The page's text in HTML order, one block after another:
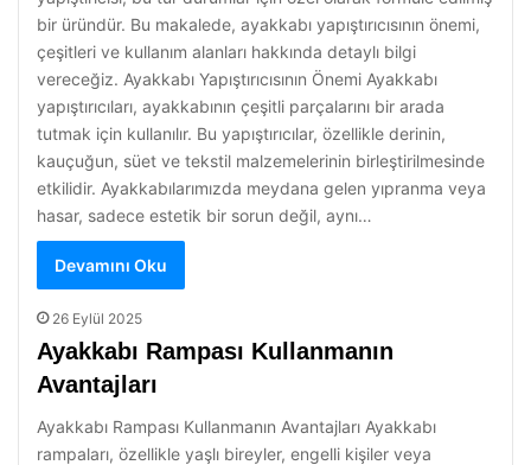
bir üründür. Bu makalede, ayakkabı yapıştırıcısının önemi,
çeşitleri ve kullanım alanları hakkında detaylı bilgi
vereceğiz. Ayakkabı Yapıştırıcısının Önemi Ayakkabı
yapıştırıcıları, ayakkabının çeşitli parçalarını bir arada
tutmak için kullanılır. Bu yapıştırıcılar, özellikle derinin,
kauçuğun, süet ve tekstil malzemelerinin birleştirilmesinde
etkilidir. Ayakkabılarımızda meydana gelen yıpranma veya
hasar, sadece estetik bir sorun değil, aynı…
Devamını Oku
26 Eylül 2025
Ayakkabı Rampası Kullanmanın
Avantajları
Ayakkabı Rampası Kullanmanın Avantajları Ayakkabı
rampaları, özellikle yaşlı bireyler, engelli kişiler veya